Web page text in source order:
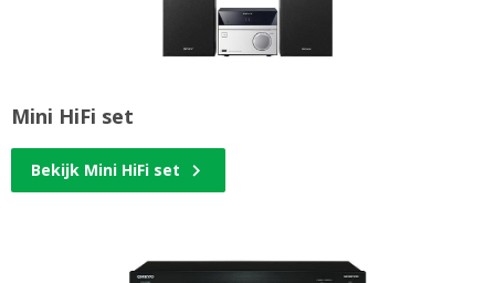
Mini HiFi set
Bekijk Mini HiFi set